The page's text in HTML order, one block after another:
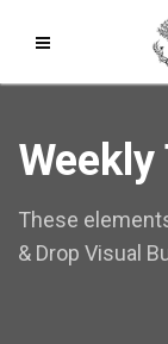
Weekly
These
& Drop Visual